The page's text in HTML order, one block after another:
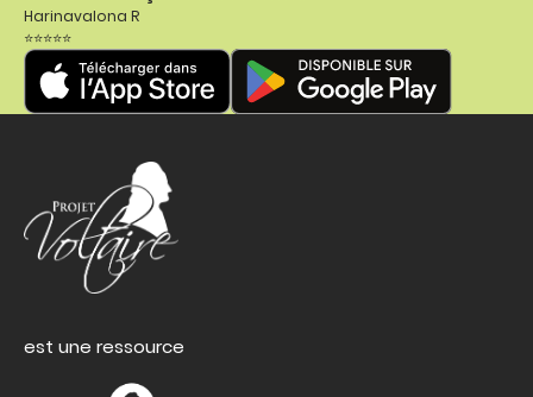
Harinavalona R
⭐⭐⭐⭐⭐
est une ressource